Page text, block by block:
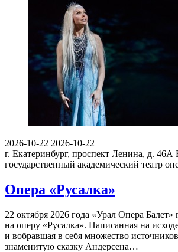
2026-10-22 2026-10-22
г. Екатеринбург, проспект Ленина, д. 46А
государственный академический театр
Опера «Русалка»
22 октября 2026 года «Урал Опера Балет»
на оперу «Русалка». Написанная на
и вобравшая в себя множество
знаменитую сказку Андерсена…